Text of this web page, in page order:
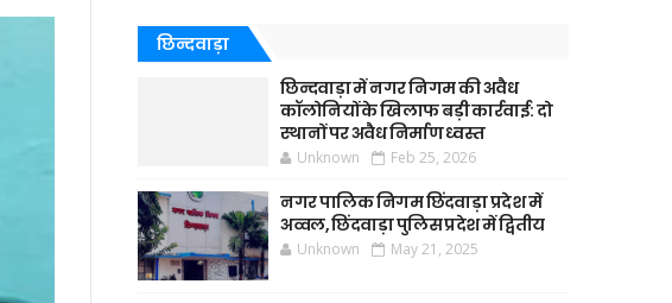
छिन्दवाड़ा
छिन्दवाड़ा में नगर निगम की अवैध
कॉलोनियों के खिलाफ बड़ी कार्रवाई: दो
स्थानों पर अवैध निर्माण ध्वस्त
Unknown Feb 25, 2026
नगर पालिक निगम छिंदवाड़ा प्रदेश में
अव्वल, छिंदवाड़ा पुलिस प्रदेश में द्वितीय
Unknown May 21, 2025